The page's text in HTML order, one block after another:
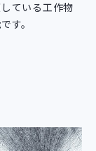
ている工作物
す。